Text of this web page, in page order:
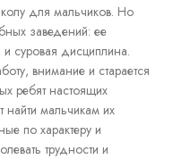
для мальчиков. Но
заведений: ее
суровая дисциплина.
внимание и старается
ребят настоящих
мальчикам их
по характеру и
трудности и